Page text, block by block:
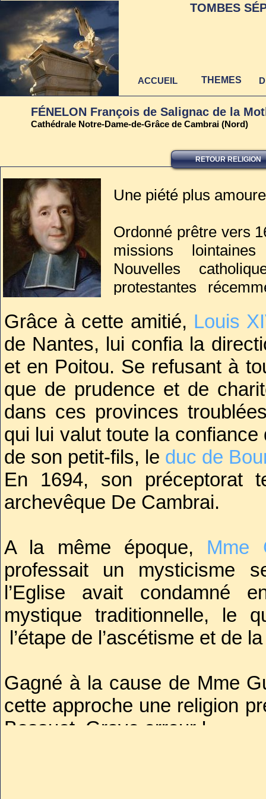
FÉNELON François de Salignac de la
Cathédrale Notre-Dame-de-Grâce de Cambrai (Nord)
Grâce à cette amitié, Louis
de Nantes, lui confia la
et en Poitou. Se refusant à
que de prudence et de
dans ces provinces
qui lui valut toute la
de son petit-fils, le duc de
En 1694, son préceptorat
archevêque De Cambrai.
A la même époque, Mme
professait un mysticisme
l’Eglise avait condamné
mystique traditionnelle, le
l’étape de l’ascétisme et de
Gagné à la cause de Mme
cette approche une religion
Bossuet. Grave erreur !
RETOUR RELIGION
Une piété plus
Ordonné prêtre vers
missions
Nouvelles
protestantes
personnalités du
Ami deBossuet,
de l’éducation des
l’illégitimité des
au 22 juin 2021
TOMBES
ACCUEIL THEMES